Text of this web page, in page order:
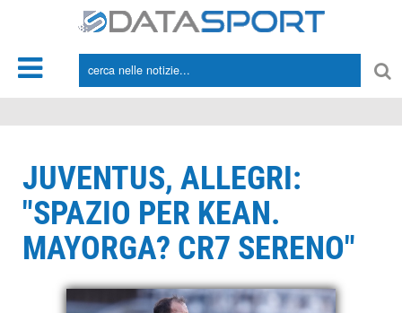
JUVENTUS, ALLEGRI:
"SPAZIO PER KEAN.
MAYORGA? CR7 SERENO"